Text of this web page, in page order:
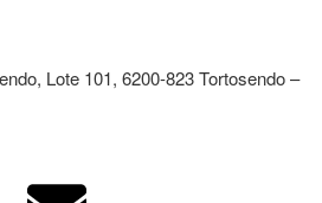
Lote 101, 6200-823 Tortosendo –